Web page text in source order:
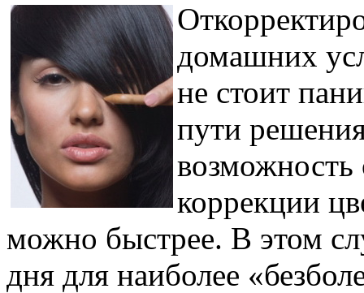
домашних
не стоит
пути
возможность
коррекции
можно быстрее. В этом
дня для наиболее